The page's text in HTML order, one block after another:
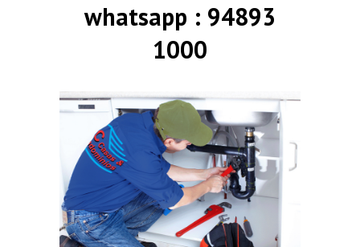
whatsapp : 94893
1000